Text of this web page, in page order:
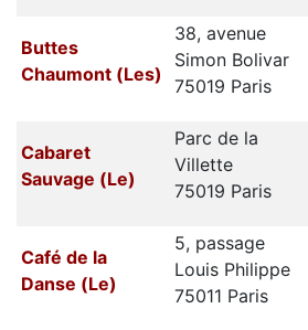
Buttes
Chaumont (Les)
38, avenue
Simon Bolivar
75019 Paris
Cabaret
Sauvage (Le)
Parc de la
Villette
75019 Paris
Café de la
Danse (Le)
5, passage
Louis Philippe
75011 Paris